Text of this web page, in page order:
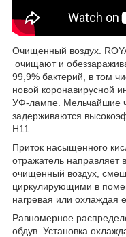
Очищенный воздух.
очищают и
99,9% бактерий, в том
новой коронавирусной
УФ-лампе. Мельчайшие
задерживаются
Н11.
Приток насыщенного
отражатель
очищенный воздух,
циркулирующими в
нагревая или охлаждая
Равномерное
обдув. Установка